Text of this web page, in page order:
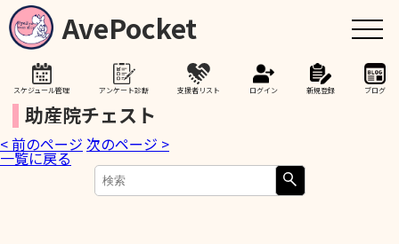
AvePocket
スケジュール管理 アンケート診断 支援者リスト ログイン 新規登録 ブログ
トップ
赤ちゃんが生まれたら
助産院チェスト
< 前のページ 次のページ >
一覧に戻る